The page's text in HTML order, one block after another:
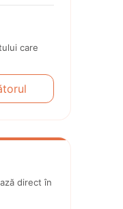
care
direct în